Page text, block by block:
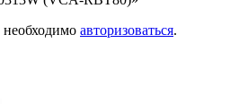
авторизоваться.